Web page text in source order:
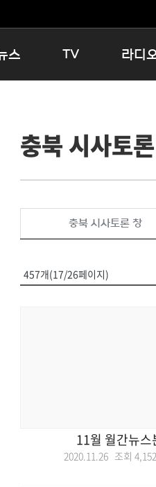
스 TV
인생내컷
테마기행 길
시청자 FLEX
특집프로그램
라디
16:00 완벽
우리 고향,
충북 시사토
충북 시사토론 창
457개(17/26페이지)
11월 월간뉴스
2020.11.26 조회 4,152